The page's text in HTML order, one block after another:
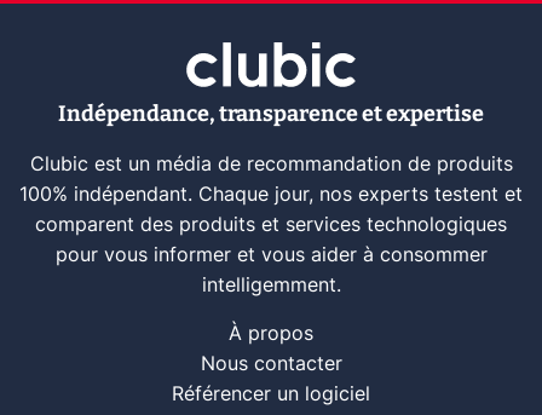
Indépendance, transparence et expertise
Clubic est un média de recommandation de produits
100% indépendant. Chaque jour, nos experts testent et
comparent des produits et services technologiques
pour vous informer et vous aider à consommer
intelligemment.
À propos
Nous contacter
Référencer un logiciel